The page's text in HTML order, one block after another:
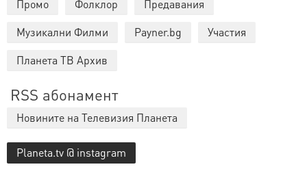
Промо Фолклор
Предавания
Музикални Филми
Payner.bg
Участия
Планета ТВ Архив
RSS абонамент
Новините на Телевизия Планета
Planeta.tv @ instagram